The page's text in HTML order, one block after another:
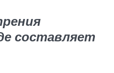
составляет